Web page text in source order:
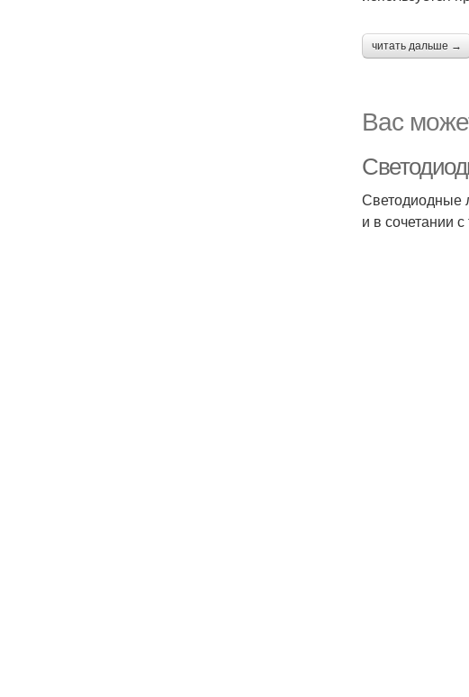
читать дальше →
Вас
Светодиодные
и в сочетании